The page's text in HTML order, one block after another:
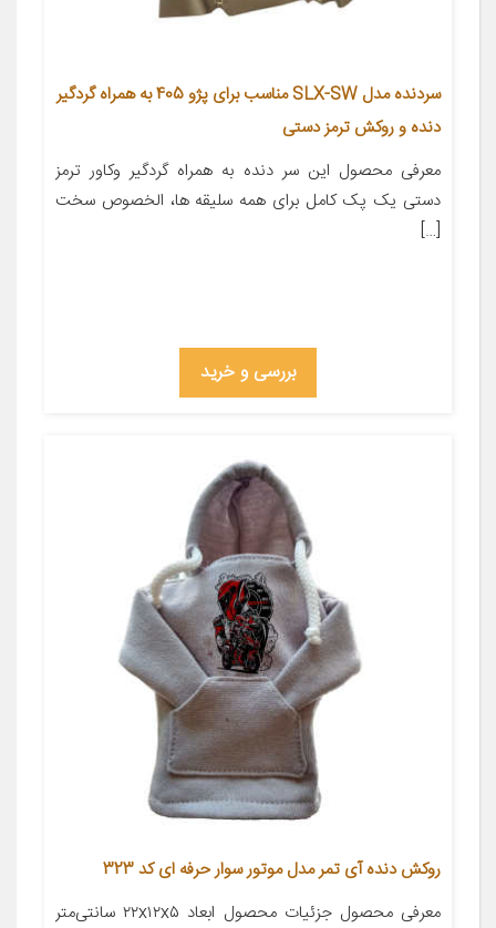
سردنده مدل SLX-SW مناسب برای پژو 405 به همراه گردگیر
دنده و روکش ترمز دستی
معرفی محصول این سر دنده به همراه گردگیر وکاور ترمز
دستی یک پک کامل برای همه سلیقه ها، الخصوص سخت
[…]
بررسی و خرید
روکش دنده آی تمر مدل موتور سوار حرفه ای کد 323
معرفی محصول جزئیات محصول ابعاد ۲۲x۱۲x۵ سانتی‌متر